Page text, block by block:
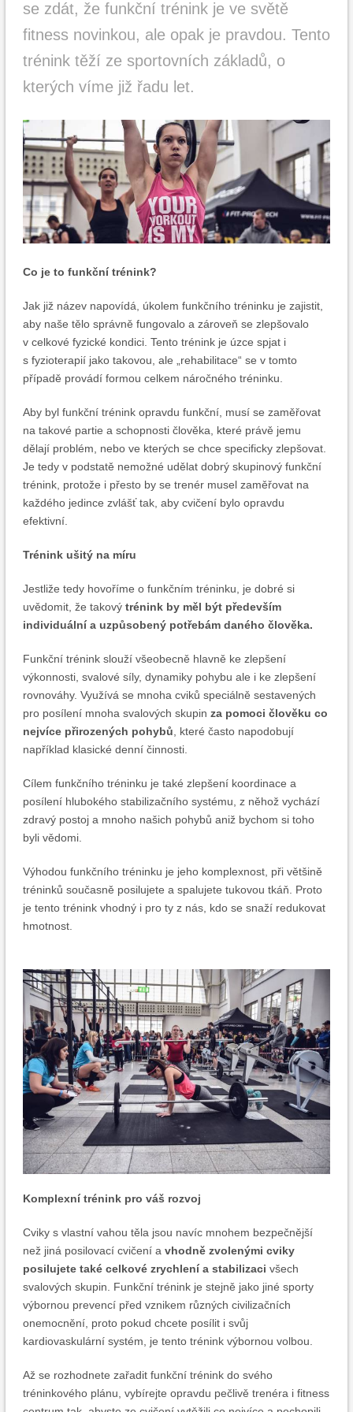
se zdát, že funkční trénink je ve světě
fitness novinkou, ale opak je pravdou. Tento
trénink těží ze sportovních základů, o
kterých víme již řadu let.
Co je to funkční trénink?
Jak již název napovídá, úkolem funkčního tréninku je zajistit,
aby naše tělo správně fungovalo a zároveň se zlepšovalo
v celkové fyzické kondici. Tento trénink je úzce spjat i
s fyzioterapií jako takovou, ale „rehabilitace“ se v tomto
případě provádí formou celkem náročného tréninku.
Aby byl funkční trénink opravdu funkční, musí se zaměřovat
na takové partie a schopnosti člověka, které právě jemu
dělají problém, nebo ve kterých se chce specificky zlepšovat.
Je tedy v podstatě nemožné udělat dobrý skupinový funkční
trénink, protože i přesto by se trenér musel zaměřovat na
každého jedince zvlášť tak, aby cvičení bylo opravdu
efektivní.
Trénink ušitý na míru
Jestliže tedy hovoříme o funkčním tréninku, je dobré si
uvědomit, že takový trénink by měl být především
individuální a uzpůsobený potřebám daného člověka.
Funkční trénink slouží všeobecně hlavně ke zlepšení
výkonnosti, svalové síly, dynamiky pohybu ale i ke zlepšení
rovnováhy. Využívá se mnoha cviků speciálně sestavených
pro posílení mnoha svalových skupin za pomoci člověku co
nejvíce přirozených pohybů , které často napodobují
například klasické denní činnosti.
Cílem funkčního tréninku je také zlepšení koordinace a
posílení hlubokého stabilizačního systému, z něhož vychází
zdravý postoj a mnoho našich pohybů aniž bychom si toho
byli vědomi.
Výhodou funkčního tréninku je jeho komplexnost, při většině
tréninků současně posilujete a spalujete tukovou tkáň. Proto
je tento trénink vhodný i pro ty z nás, kdo se snaží redukovat
hmotnost.
Komplexní trénink pro váš rozvoj
Cviky s vlastní vahou těla jsou navíc mnohem bezpečnější
než jiná posilovací cvičení a vhodně zvolenými cviky
posilujete také celkové zrychlení a stabilizaci všech
svalových skupin. Funkční trénink je stejně jako jiné sporty
výbornou prevencí před vznikem různých civilizačních
onemocnění, proto pokud chcete posílit i svůj
kardiovaskulární systém, je tento trénink výbornou volbou.
Až se rozhodnete zařadit funkční trénink do svého
tréninkového plánu, vybírejte opravdu pečlivě trenéra i fitness